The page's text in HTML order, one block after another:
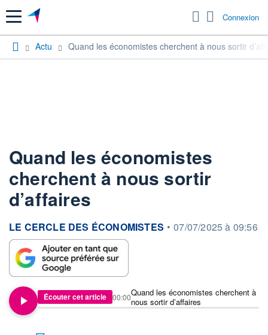
Menu Connexion
Actu Quand les économistes cherchent à nous sortir
Quand les économistes
cherchent à nous sortir
d’affaires
information fournie par
LE CERCLE DES ÉCONOMISTES • 07/07/2025 à 09:56
Écouter cet article
Quand les économistes cherchent à
nous sortir d’affaires
00:00